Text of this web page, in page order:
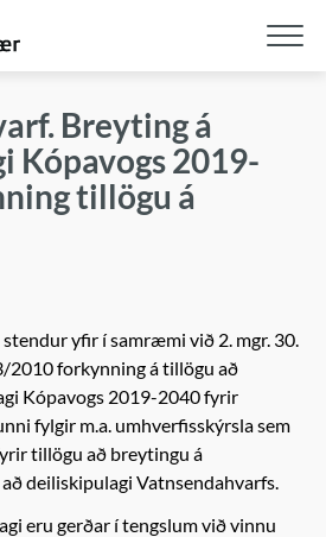
Breyting á
Kópavogs 2019-
tillögu á
yfir í samræmi við 2. mgr. 30.
2010 forkynning á tillögu að
Kópavogs 2019-2040 fyrir
fylgir m.a. umhverfisskýrsla sem
tillögu að breytingu á
deiliskipulagi Vatnsendahvarfs.
eru gerðar í tengslum við vinnu
Opna